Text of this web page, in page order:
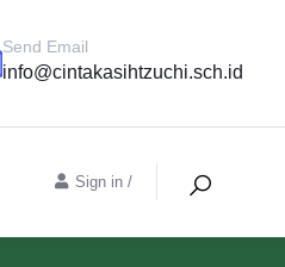
Send Email
info@cintakasihtzuchi.sch.id
Sign in /